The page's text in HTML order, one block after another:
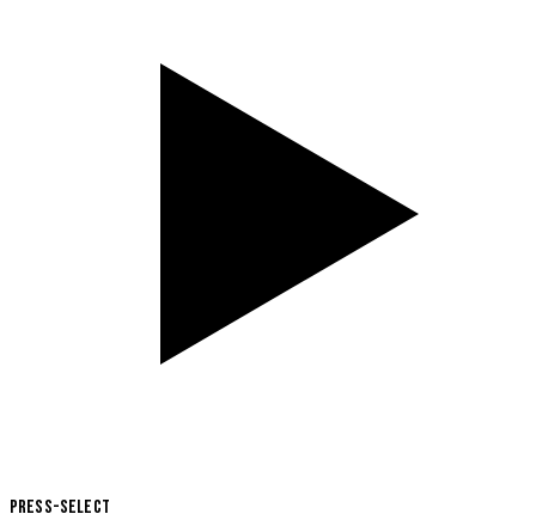
Press-Select